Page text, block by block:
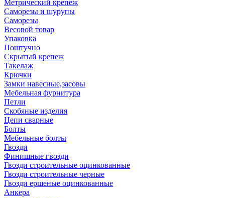
Метрический крепеж
Саморезы и шурупы
Саморезы
Весовой товар
Упаковка
Поштучно
Скрытый крепеж
Такелаж
Крючки
Замки навесные,засовы
Мебельная фурнитура
Петли
Скобяные изделия
Цепи сварные
Болты
Мебельные болты
Гвозди
Финишные гвозди
Гвозди строительные оцинкованные
Гвозди строительные черные
Гвозди ершеные оцинкованные
Анкера